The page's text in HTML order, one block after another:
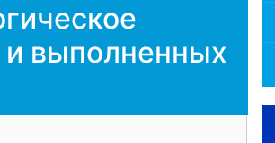
и выполненных